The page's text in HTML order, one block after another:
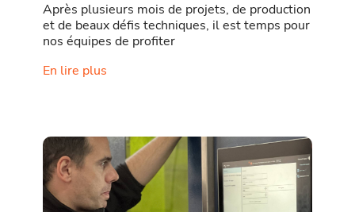
Après plusieurs mois de projets, de production
et de beaux défis techniques, il est temps pour
nos équipes de profiter
En lire plus